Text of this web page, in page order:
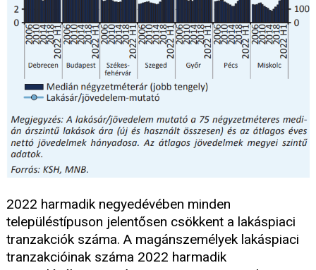
2022 harmadik negyedévében minden
településtípuson jelentősen csökkent a lakáspiaci
tranzakciók száma. A magánszemélyek lakáspiaci
tranzakcióinak száma 2022 harmadik